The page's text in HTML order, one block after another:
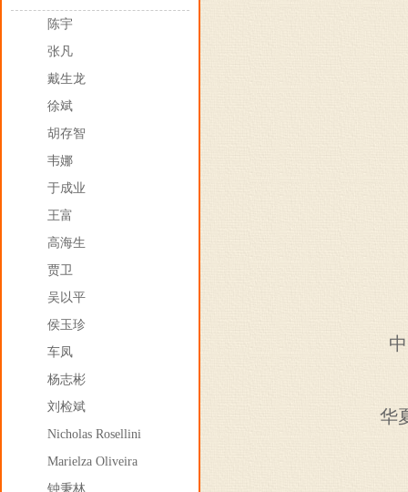
陈宇
张凡
戴生龙
徐斌
胡存智
韦娜
于成业
王富
高海生
贾卫
吴以平
侯玉珍
车凤
杨志彬
刘检斌
Nicholas Rosellini
Marielza Oliveira
钟秉林
华